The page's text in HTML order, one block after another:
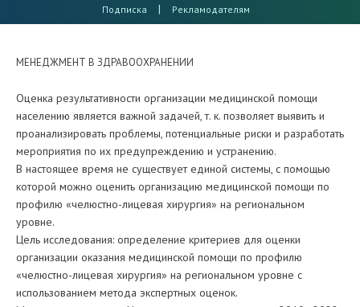
Подписка | Рекламодателям
МЕНЕДЖМЕНТ В ЗДРАВООХРАНЕНИИ
Оценка результативности организации медицинской помощи
населению является важной задачей, т. к. позволяет выявить и
проанализировать проблемы, потенциальные риски и разработать
мероприятия по их предупреждению и устранению.
В настоящее время не существует единой системы, с помощью
которой можно оценить организацию медицинской помощи по
профилю «челюстно-лицевая хирургия» на региональном
уровне.
Цель исследования: определение критериев для оценки
организации оказания медицинской помощи по профилю
«челюстно-лицевая хирургия» на региональном уровне с
использованием метода экспертных оценок.